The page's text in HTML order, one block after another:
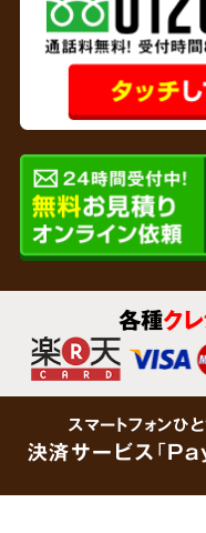
リサイクルショッ
貴金属、家財など
遺品をその場で買
鑑定します。「買
各種ク
スマートフォンひ
決済サービス「